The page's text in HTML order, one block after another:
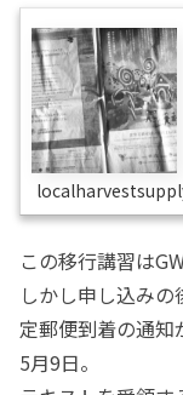
この移行講習は
しかし申し込み
定郵便到着の通知
5月9日。